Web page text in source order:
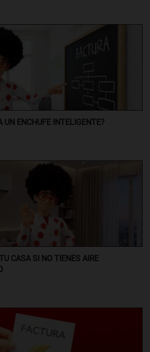
UN ENCHUFE INTELIGENTE?
CASA SI NO TIENES AIRE